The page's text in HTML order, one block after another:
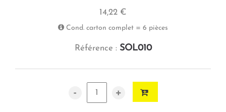
14,22 €
Cond. carton complet = 6 pièces
Référence : SOL010
- +